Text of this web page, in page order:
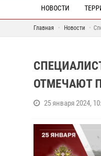
НОВОСТИ
Главная Новости
ОТМЕЧАЮТ
25 января 2024,